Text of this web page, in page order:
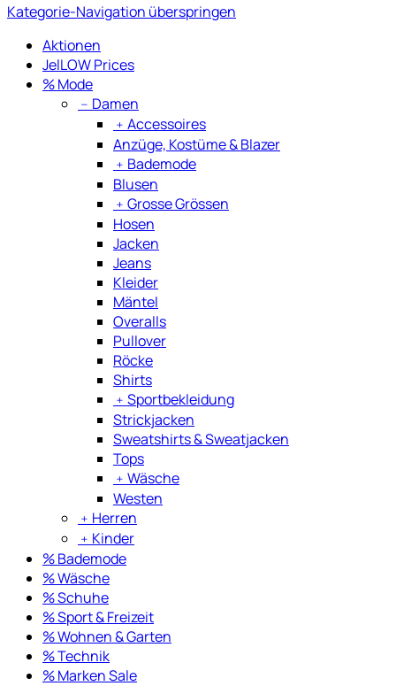
Kategorie-Navigation überspringen
Aktionen
JelLOW Prices
% Mode
﹣ Damen
﹢ Accessoires
Anzüge, Kostüme & Blazer
﹢ Bademode
Blusen
﹢ Grosse Grössen
Hosen
Jacken
Jeans
Kleider
Mäntel
Overalls
Pullover
Röcke
Shirts
﹢ Sportbekleidung
Strickjacken
Sweatshirts & Sweatjacken
Tops
﹢ Wäsche
Westen
﹢ Herren
﹢ Kinder
% Bademode
% Wäsche
% Schuhe
% Sport & Freizeit
% Wohnen & Garten
% Technik
% Marken Sale